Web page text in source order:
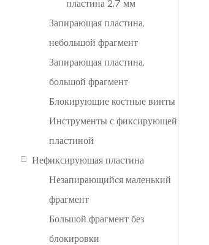
пластина 2,7 мм
Запирающая пластина,
небольшой фрагмент
Запирающая пластина,
большой фрагмент
Блокирующие костные винты
Инструменты с фиксирующей
пластиной
Нефиксирующая пластина
Незапирающийся маленький
фрагмент
Большой фрагмент без
блокировки